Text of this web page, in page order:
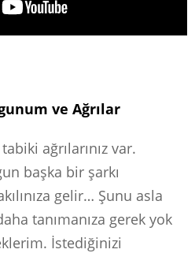
ve Ağrılar
ağrılarınız var.
başka bir şarkı
gelir… Şunu asla
tanımanıza gerek yok
İstediğinizi